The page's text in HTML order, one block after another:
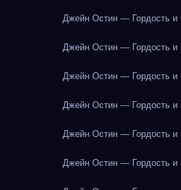
Джейн Остин — Гордость и
Джейн Остин — Гордость и
Джейн Остин — Гордость и
Джейн Остин — Гордость и
Джейн Остин — Гордость и
Джейн Остин — Гордость и